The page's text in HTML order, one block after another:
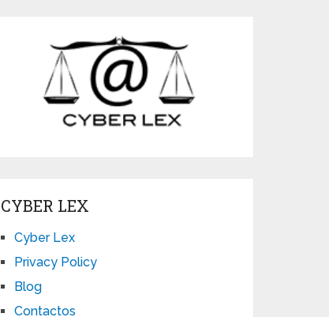
CYBER LEX
Cyber Lex
Privacy Policy
Blog
Contactos